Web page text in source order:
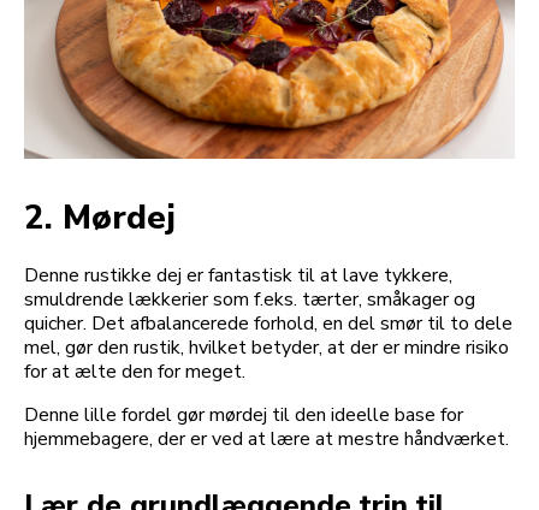
2. Mørdej
Denne rustikke dej er fantastisk til at lave tykkere,
smuldrende lækkerier som f.eks. tærter, småkager og
quicher. Det afbalancerede forhold, en del smør til to dele
mel, gør den rustik, hvilket betyder, at der er mindre risiko
for at ælte den for meget.
Denne lille fordel gør mørdej til den ideelle base for
hjemmebagere, der er ved at lære at mestre håndværket.